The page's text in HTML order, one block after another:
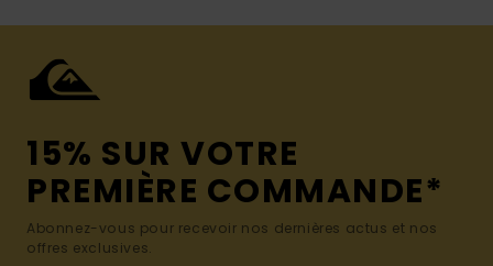
15% SUR VOTRE
PREMIÈRE COMMANDE*
Abonnez-vous pour recevoir nos dernières actus et nos
offres exclusives.